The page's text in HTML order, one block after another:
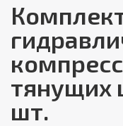
тянущих
шт.